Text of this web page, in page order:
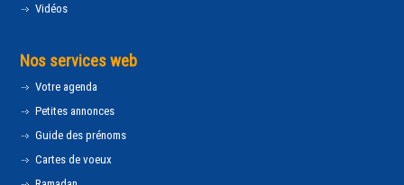
Vidéos
Nos services web
Votre agenda
Petites annonces
Guide des prénoms
Cartes de voeux